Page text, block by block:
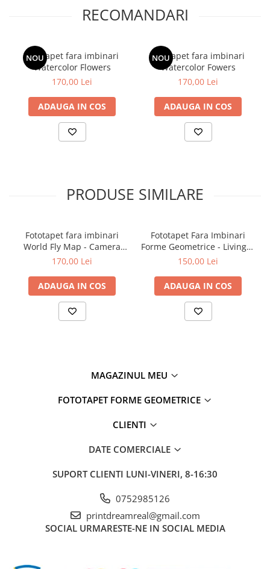
RECOMANDARI
NOU
Fototapet fara imbinari
Watercolor Flowers
170,00 Lei
ADAUGA IN COS
NOU
Fototapet fara imbinari
Watercolor Fowers
170,00 Lei
ADAUGA IN COS
PRODUSE SIMILARE
Fototapet fara imbinari
World Fly Map - Camera
Copilului
170,00 Lei
ADAUGA IN COS
Fototapet Fara Imbinari
Forme Geometrice - Living &
Dormitor
150,00 Lei
ADAUGA IN COS
MAGAZINUL MEU
FOTOTAPET FORME GEOMETRICE
CLIENTI
DATE COMERCIALE
SUPORT CLIENTI LUNI-VINERI, 8-16:30
0752985126
printdreamreal@gmail.com
SOCIAL URMARESTE-NE IN SOCIAL MEDIA